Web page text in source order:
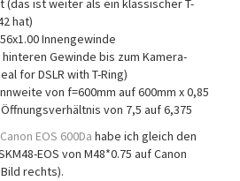
(das ist weiter als ein klassischer T-
hat)
Innengewinde
Gewinde bis zum Kamera-
for DSLR with T-Ring)
von f=600mm auf 600mm x 0,85
von 7,5 auf 6,375
EOS 600Da habe ich gleich den
EOS von M48*0.75 auf Canon
rechts).